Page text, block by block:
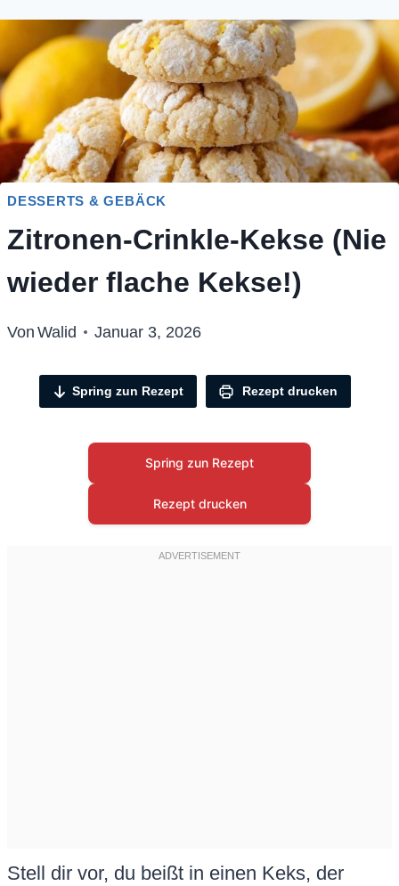
DESSERTS & GEBÄCK
Zitronen-Crinkle-Kekse (Nie
wieder flache Kekse!)
Von Walid Januar 3, 2026
Spring zun Rezept Rezept drucken
Spring zun Rezept
Rezept drucken
Stell dir vor, du beißt in einen Keks, der